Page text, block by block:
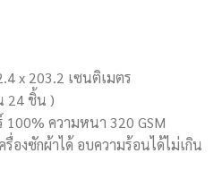
x 203.2 เซนติเมตร
24 ชิ้น )
100% ความหนา 320 GSM
องซักผ้าได้ อบความร้อนได้ไม่เกิน